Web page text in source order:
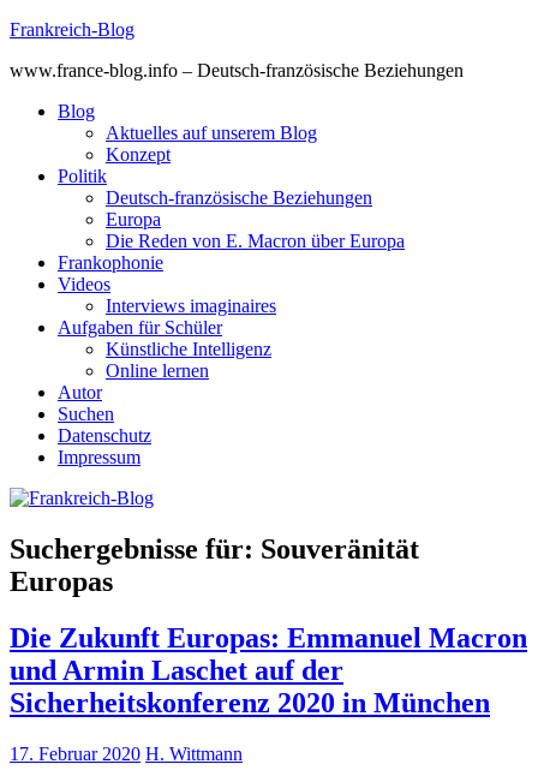
Skip
content
Frankreich-Blog
www.france-blog.info – Deutsch-französische Beziehungen
Blog
Aktuelles auf unserem Blog
Konzept
Politik
Deutsch-französische Beziehungen
Europa
Die Reden von E. Macron über Europa
Frankophonie
Videos
Interviews imaginaires
Aufgaben für Schüler
Künstliche Intelligenz
Online lernen
Autor
Suchen
Datenschutz
Impressum
Suchergebnisse für: Souveränität
Europas
Die Zukunft Europas: Emmanuel Macron
und Armin Laschet auf der
Sicherheitskonferenz 2020 in München
17. Februar 2020 H. Wittmann